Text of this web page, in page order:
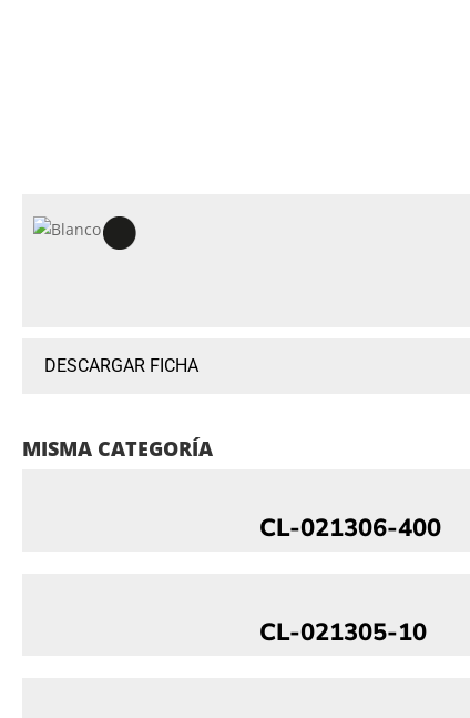
DESCARGAR FICHA
MISMA CATEGORÍA
CL-021306-400
CL-021305-10